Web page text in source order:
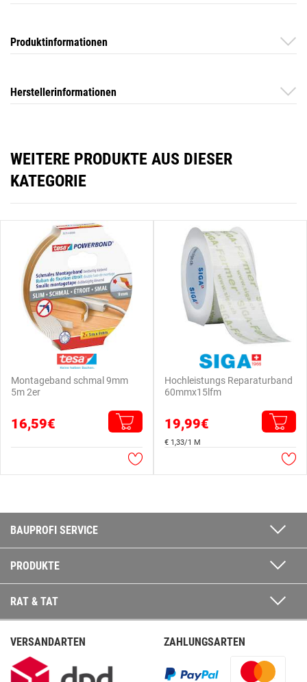
Produktinformationen
Herstellerinformationen
WEITERE PRODUKTE AUS DIESER
KATEGORIE
Montageband schmal 9mm
5m 2er
16,59€
Hochleistungs Reparaturband
60mmx15lfm
19,99€
€ 1,33/1 M
BAUPROFI SERVICE
PRODUKTE
RAT & TAT
VERSANDARTEN ZAHLUNGSARTEN